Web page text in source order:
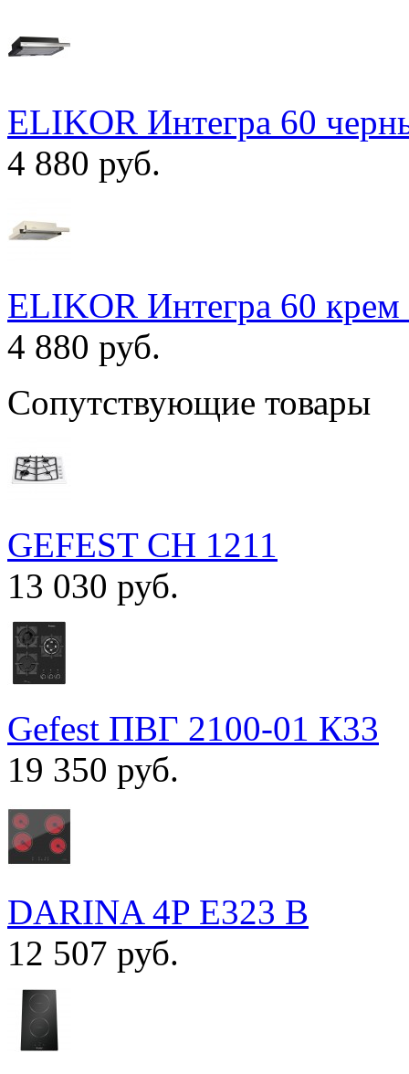
ELIKOR Интегра 60
4 880 руб.
ELIKOR Интегра 60
4 880 руб.
Сопутствующие товары
GEFEST СН 1211
13 030 руб.
Gefest ПВГ 2100-01 К33
19 350 руб.
DARINA 4P E323 B
12 507 руб.